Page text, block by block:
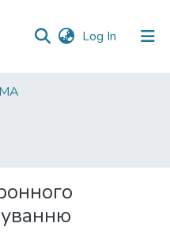
Log In (current)